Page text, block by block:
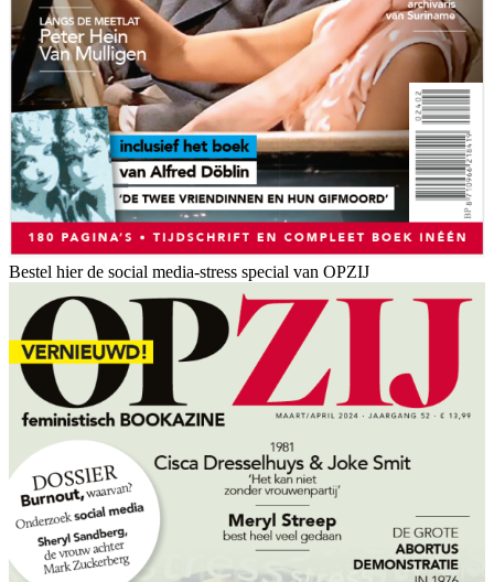
Bestel hier de social media-stress special van OPZIJ